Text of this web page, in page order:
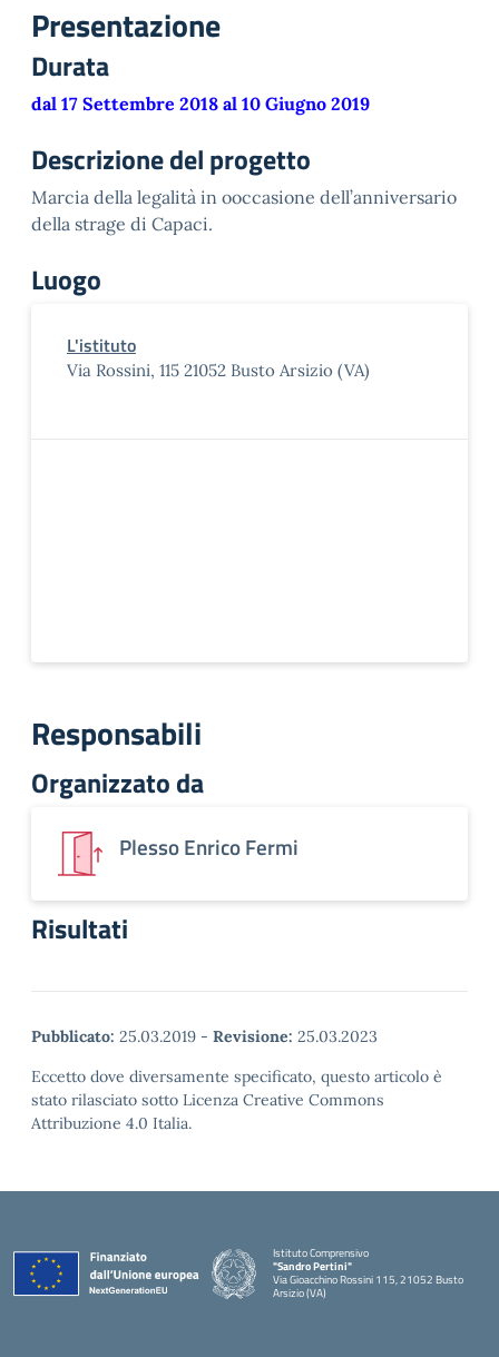
Presentazione
Durata
dal 17 Settembre 2018 al 10 Giugno 2019
Descrizione del progetto
Marcia della legalità in ooccasione dell’anniversario
della strage di Capaci.
Luogo
L'istituto
Via Rossini, 115 21052 Busto Arsizio (VA)
Responsabili
Organizzato da
Plesso Enrico Fermi
Risultati
Pubblicato: 25.03.2019 - Revisione: 25.03.2023
Eccetto dove diversamente specificato, questo articolo è
stato rilasciato sotto Licenza Creative Commons
Attribuzione 4.0 Italia.
Istituto Comprensivo
"Sandro Pertini"
Via Gioacchino Rossini 115, 21052 Busto
Arsizio (VA)